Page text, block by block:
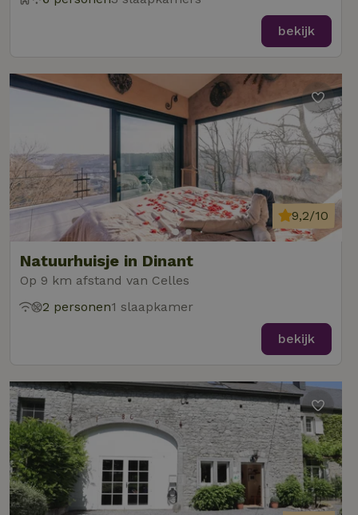
bekijk
Natuurhuisje in Dinant
Op 9 km afstand van Celles
9,2/10
2 personen1 slaapkamer
bekijk